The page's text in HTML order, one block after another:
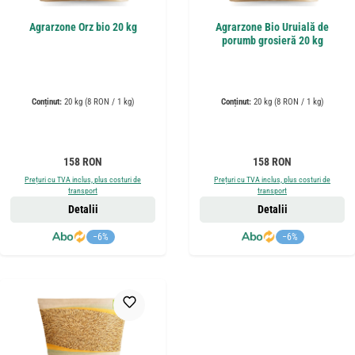
Agrarzone Orz bio 20 kg
Conținut: 20 kg (8 RON / 1 kg)
Preț obișnuit:
158 RON
Prețuri cu TVA inclus, plus costuri de
transport
−6%
Detalii
Agrarzone Bio Uruială de
porumb grosieră 20 kg
Conținut: 20 kg (8 RON / 1 kg)
Preț obișnuit:
158 RON
Prețuri cu TVA inclus, plus costuri de
transport
−6%
Detalii